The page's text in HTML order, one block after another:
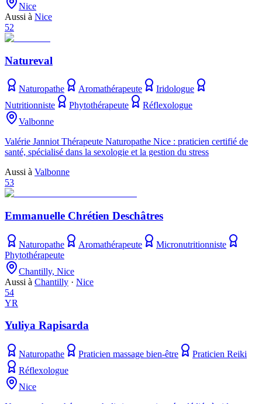
Nice
Aussi à Nice
52
Natureval
Naturopathe Aromathérapeute
Iridologue
Nutritionniste
Phytothérapeute
Réflexologue
Valbonne
Valérie Janniot Thérapeute Naturopathe Nice : praticien certifié de
santé, spécialisé dans la sexologie et la gestion du stress
Aussi à Valbonne
53
Emmanuelle Chrétien Deschâtres
Naturopathe Aromathérapeute
Micronutritionniste
Phytothérapeute
Chantilly, Nice
Aussi à Chantilly · Nice
54
YR
Yuliya Rapisarda
Naturopathe Praticien massage bien-être
Praticien Reiki
Réflexologue
Nice